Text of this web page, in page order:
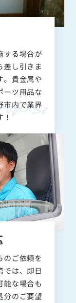
する場合が
差し引きま
。貴金属や
ーツ用品な
市内で業界
のご依頼を
では、即日
能な場合も
分のご要望